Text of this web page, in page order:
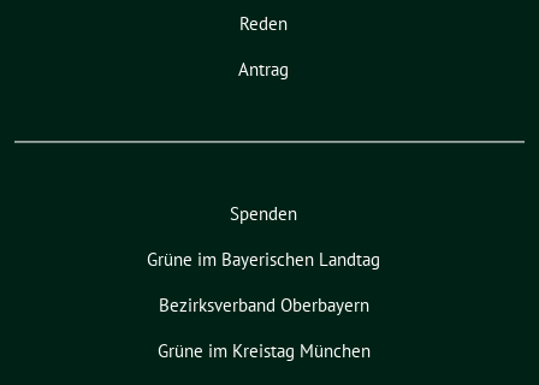
Reden
Antrag
Spenden
Grüne im Bayerischen Landtag
Bezirksverband Oberbayern
Grüne im Kreistag München